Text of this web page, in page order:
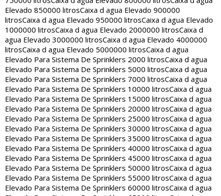
Elevado 850000 litrosCaixa d agua Elevado 900000
litrosCaixa d agua Elevado 950000 litrosCaixa d agua Elevado
1000000 litrosCaixa d agua Elevado 2000000 litrosCaixa d
agua Elevado 3000000 litrosCaixa d agua Elevado 4000000
litrosCaixa d agua Elevado 5000000 litrosCaixa d agua
Elevado Para Sistema De Sprinklers 2000 litrosCaixa d agua
Elevado Para Sistema De Sprinklers 5000 litrosCaixa d agua
Elevado Para Sistema De Sprinklers 7000 litrosCaixa d agua
Elevado Para Sistema De Sprinklers 10000 litrosCaixa d agua
Elevado Para Sistema De Sprinklers 15000 litrosCaixa d agua
Elevado Para Sistema De Sprinklers 20000 litrosCaixa d agua
Elevado Para Sistema De Sprinklers 25000 litrosCaixa d agua
Elevado Para Sistema De Sprinklers 30000 litrosCaixa d agua
Elevado Para Sistema De Sprinklers 35000 litrosCaixa d agua
Elevado Para Sistema De Sprinklers 40000 litrosCaixa d agua
Elevado Para Sistema De Sprinklers 45000 litrosCaixa d agua
Elevado Para Sistema De Sprinklers 50000 litrosCaixa d agua
Elevado Para Sistema De Sprinklers 55000 litrosCaixa d agua
Elevado Para Sistema De Sprinklers 60000 litrosCaixa d agua